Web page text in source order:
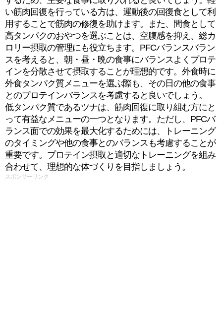
い筋肉回復を行っている方は、運動後の回復食として利
用することで筋肉の修復を助けます。また、間食として
高タンパクのおやつを選ぶことは、空腹感を抑え、総カ
ロリー摂取の管理にも役立ちます。PFCバランスバラン
スを考えると、朝・昼・晩の食事にバランスよくプロテ
インを分散させて摂取することが理想的です。外食時に
外食タンパク質メニューを選ぶ際も、その日の他の食事
とのプロテインバランスを考慮すると良いでしょう。
低タンパク質であるツナは、筋肉回復に取り組む方にと
って有益なメニューの一つとなります。ただし、PFCバ
ランス面での効果を最大化するためには、トレーニング
のタイミングや他の食事とのバランスも考慮することが
重要です。プロテイン摂取と適切なトレーニングを組み
合わせて、理想的な体づくりを目指しましょう。
スポンサーリンク